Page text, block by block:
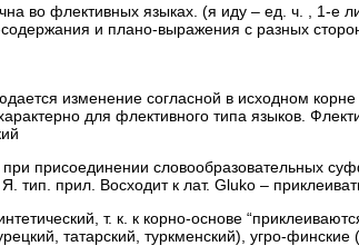
во флективных языках. (я иду – ед. ч. , 1-е
и плано-выражения с разных
изменение согласной в исходном
для флективного типа языков.
при присоединении словообразовательных
тип. прил. Восходит к лат. Gluko –
т. к. к корно-основе
татарский, туркменский), угро-финские